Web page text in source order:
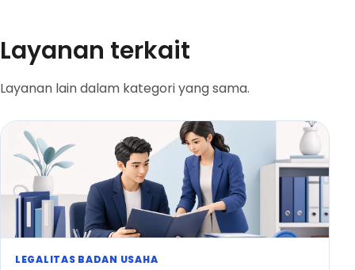
Layanan terkait
Layanan lain dalam kategori yang sama.
LEGALITAS BADAN USAHA